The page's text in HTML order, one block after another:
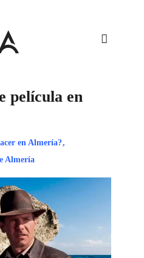
película en
en Almería?,
Almería